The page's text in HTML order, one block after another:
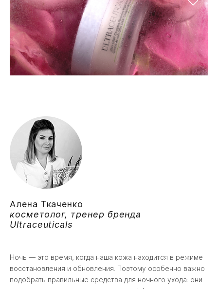
Алена Ткаченко
косметолог, тренер бренда
Ultraceuticals
Ночь — это время, когда наша кожа находится в режиме
восстановления и обновления. Поэтому особенно важно
подобрать правильные средства для ночного ухода: они